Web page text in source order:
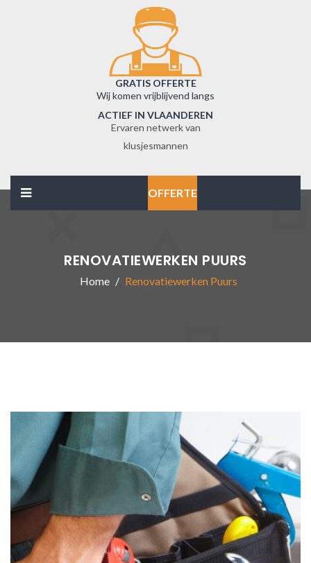
GRATIS OFFERTE
Wij komen vrijblijvend langs
ACTIEF IN VLAANDEREN
Ervaren netwerk van
klusjesmannen
OFFERTE
RENOVATIEWERKEN PUURS
Home Renovatiewerken Puurs